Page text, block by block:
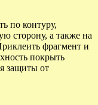
по контуру,
сторону, а также на
фрагмент и
покрыть
защиты от